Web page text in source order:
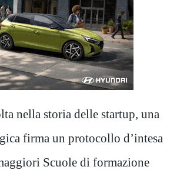
nella storia delle startup, una
firma un protocollo d’intesa
Scuole di formazione